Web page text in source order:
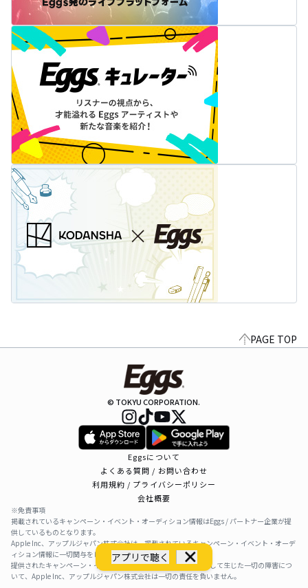
アプリで聴く
PAGE TOP
© TOKYU CORPORATION.
Eggsについて
よくある質問 / お問い合わせ
利用規約 / プライバシーポリシー
会社概要
※免責事項
掲載されているキャンペーン・イベント・オーディション情報はEggs / パートナー企業が提
供しているものとなります。
Apple Inc、アップルジャパン株式会社は、掲載されているキャンペーン・イベント・オーデ
ィション情報に一切関与をしておりません。
提供されたキャンペーン・イベント・オーディション情報を利用して生じた一切の障害につ
いて、Apple Inc、アップルジャパン株式会社は一切の責任を負いません。